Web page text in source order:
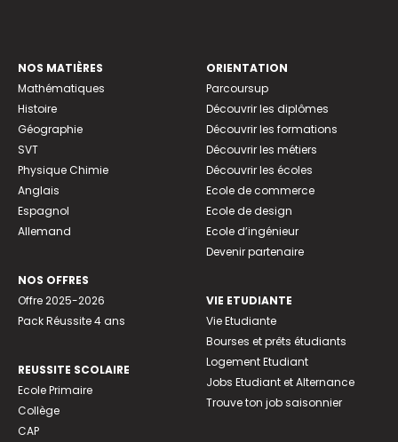
NOS MATIÈRES
Mathématiques
Histoire
Géographie
SVT
Physique Chimie
Anglais
Espagnol
Allemand
NOS OFFRES
Offre 2025-2026
Pack Réussite 4 ans
REUSSITE SCOLAIRE
Ecole Primaire
Collège
CAP
ORIENTATION
Parcoursup
Découvrir les diplômes
Découvrir les formations
Découvrir les métiers
Découvrir les écoles
Ecole de commerce
Ecole de design
Ecole d’ingénieur
Devenir partenaire
VIE ETUDIANTE
Vie Etudiante
Bourses et prêts étudiants
Logement Etudiant
Jobs Etudiant et Alternance
Trouve ton job saisonnier